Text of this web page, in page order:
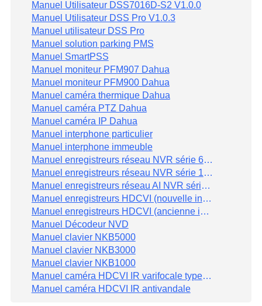
Manuel Utilisateur DSS7016D-S2 V1.0.0
Manuel Utilisateur DSS Pro V1.0.3
Manuel utilisateur DSS Pro
Manuel solution parking PMS
Manuel SmartPSS
Manuel moniteur PFM907 Dahua
Manuel moniteur PFM900 Dahua
Manuel caméra thermique Dahua
Manuel caméra PTZ Dahua
Manuel caméra IP Dahua
Manuel interphone particulier
Manuel interphone immeuble
Manuel enregistreurs réseau NVR série 60 et 724
Manuel enregistreurs réseau NVR série 10, 11, 4 et 7
Manuel enregistreurs réseau AI NVR série 5 dahua
Manuel enregistreurs HDCVI (nouvelle interface) Dahua
Manuel enregistreurs HDCVI (ancienne interface) Dahua
Manuel Décodeur NVD
Manuel clavier NKB5000
Manuel clavier NKB3000
Manuel clavier NKB1000
Manuel caméra HDCVI IR varifocale type bullet
Manuel caméra HDCVI IR antivandale